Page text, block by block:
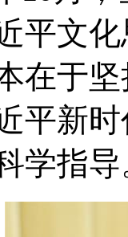
平文
在于
平新
学指导